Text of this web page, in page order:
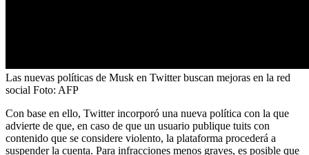
Las nuevas políticas de Musk en Twitter buscan mejoras en la red
social Foto: AFP
Con base en ello, Twitter incorporó una nueva política con la que
advierte de que, en caso de que un usuario publique tuits con
contenido que se considere violento, la plataforma procederá a
suspender la cuenta. Para infracciones menos graves, es posible que